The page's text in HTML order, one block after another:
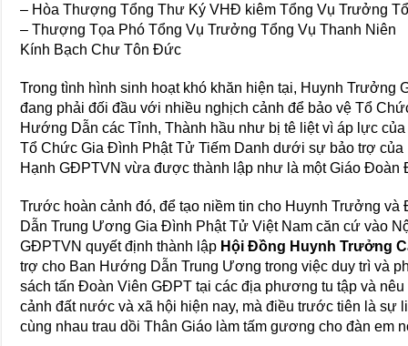
– Hòa Thượng Tổng Thư Ký VHĐ kiêm Tổng Vụ Trưởng
– Thượng Tọa Phó Tổng Vụ Trưởng Tổng Vụ Thanh Niên
Kính Bạch Chư Tôn Đức
Trong tình hình sinh hoạt khó khăn hiện tại, Huynh Trưởng
đang phải đối đầu với nhiều nghịch cảnh để bảo vệ Tổ
Hướng Dẫn các Tỉnh, Thành hầu như bị tê liệt vì áp lực
Tổ Chức Gia Đình Phật Tử Tiếm Danh dưới sự bảo trợ
Hạnh GĐPTVN vừa được thành lập như là một Giáo Đoàn
Trước hoàn cảnh đó, để tạo niềm tin cho Huynh Trưởng
Dẫn Trung Ương Gia Đình Phật Tử Việt Nam căn cứ vào
GĐPTVN quyết định thành lập Hội Đồng Huynh Trưởng
trợ cho Ban Hướng Dẫn Trung Ương trong việc duy trì và
sách tấn Đoàn Viên GĐPT tại các địa phương tu tập và
cảnh đất nước và xã hội hiện nay, mà điều trước tiên là sự
cùng nhau trau dồi Thân Giáo làm tấm gương cho đàn em